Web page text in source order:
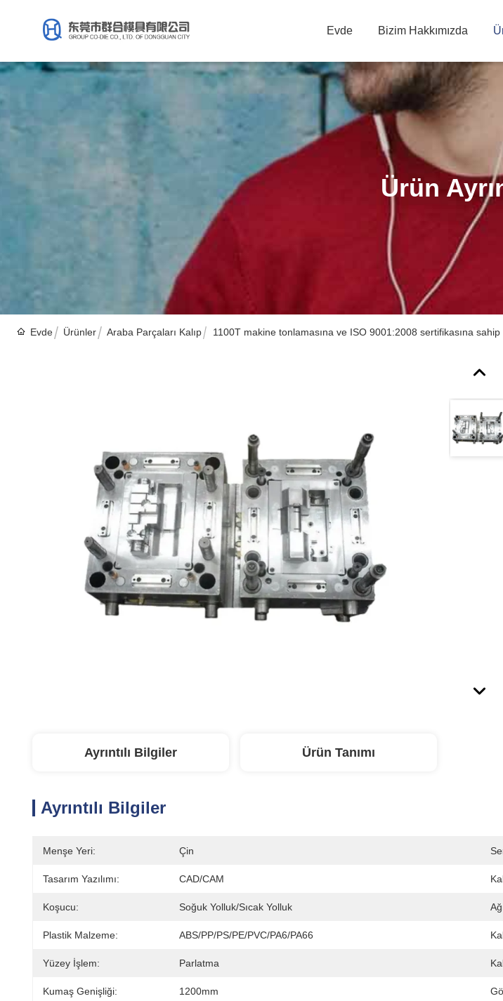
Evde Bizim Hakkımızda
Ürün
Evde Ürünler Araba Parçaları Kalıp 1100T makine tonlamasına ve ISO 9001:2008 sertifikasına
Ayrıntılı Bilgiler Ürün Tanımı
Ayrıntılı Bilgiler
Menşe Yeri: Çin
Tasarım Yazılımı: CAD/CAM
Koşucu: Soğuk Yolluk/Sıcak Yolluk
Plastik Malzeme: ABS/PP/PS/PE/PVC/PA6/PA66
Yüzey İşlem: Parlatma
Kumaş Genişliği: 1200mm